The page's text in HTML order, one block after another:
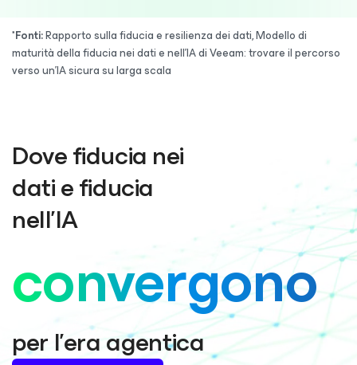
*Fonti:Rapporto sulla fiducia e resilienza dei dati, Modello di
maturità della fiducia nei dati e nell'IA di Veeam: trovare il percorso
verso un'IA sicura su larga scala
Dove fiducia nei
dati e fiducia
nell’IA
convergono
per l'era agentica